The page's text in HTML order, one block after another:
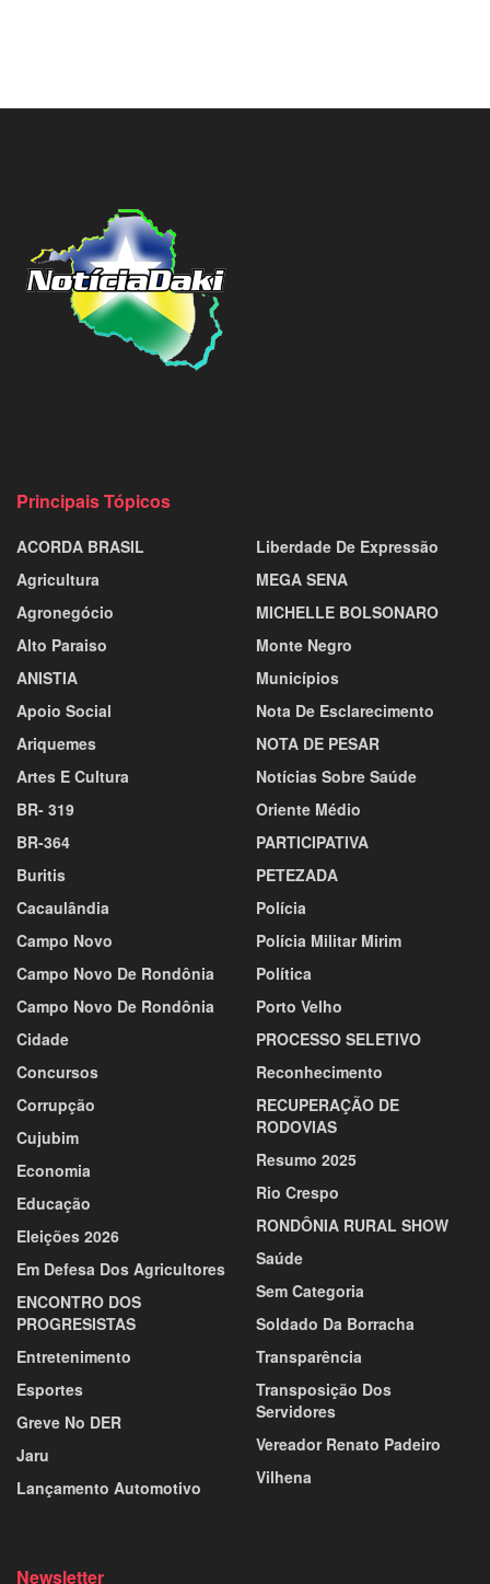
Principais Tópicos
ACORDA BRASIL
Agricultura
Agronegócio
Alto Paraiso
ANISTIA
Apoio Social
Ariquemes
Artes E Cultura
BR- 319
BR-364
Buritis
Cacaulândia
Campo Novo
Campo Novo De Rondônia
Campo Novo De Rondônia
Cidade
Concursos
Corrupção
Cujubim
Economia
Educação
Eleições 2026
Em Defesa Dos Agricultores
ENCONTRO DOS
PROGRESISTAS
Entretenimento
Esportes
Greve No DER
Jaru
Lançamento Automotivo
Liberdade De Expressão
MEGA SENA
MICHELLE BOLSONARO
Monte Negro
Municípios
Nota De Esclarecimento
NOTA DE PESAR
Notícias Sobre Saúde
Oriente Médio
PARTICIPATIVA
PETEZADA
Polícia
Polícia Militar Mirim
Política
Porto Velho
PROCESSO SELETIVO
Reconhecimento
RECUPERAÇÃO DE
RODOVIAS
Resumo 2025
Rio Crespo
RONDÔNIA RURAL SHOW
Saúde
Sem Categoria
Soldado Da Borracha
Transparência
Transposição Dos
Servidores
Vereador Renato Padeiro
Vilhena
Newsletter